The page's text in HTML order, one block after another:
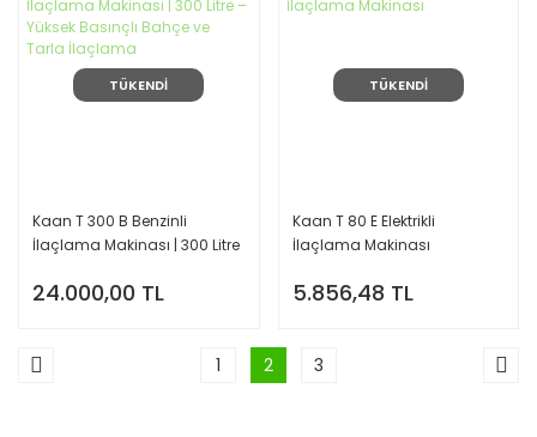
TÜKENDİ
Kaan T 300 B Benzinli
İlaçlama Makinası | 300 Litre
Tarla İlaçlama
24.000,00 TL
TÜKENDİ
Kaan T 80 E Elektrikli
İlaçlama Makinası
5.856,48 TL
1 2 3